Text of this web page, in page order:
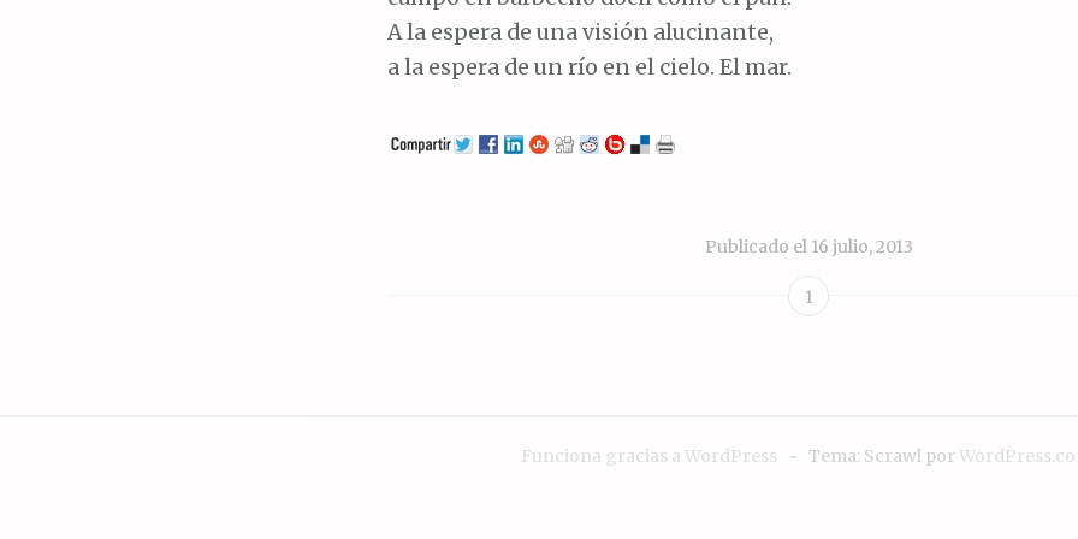
A la espera de una visión alucinante,
a la espera de un río en el cielo. El mar.
Publicado el 16 julio, 2013
1
Funciona gracias a WordPress ~ Tema: Scrawl por